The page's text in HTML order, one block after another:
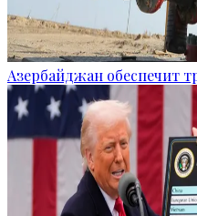
Азербайджан обеспечит